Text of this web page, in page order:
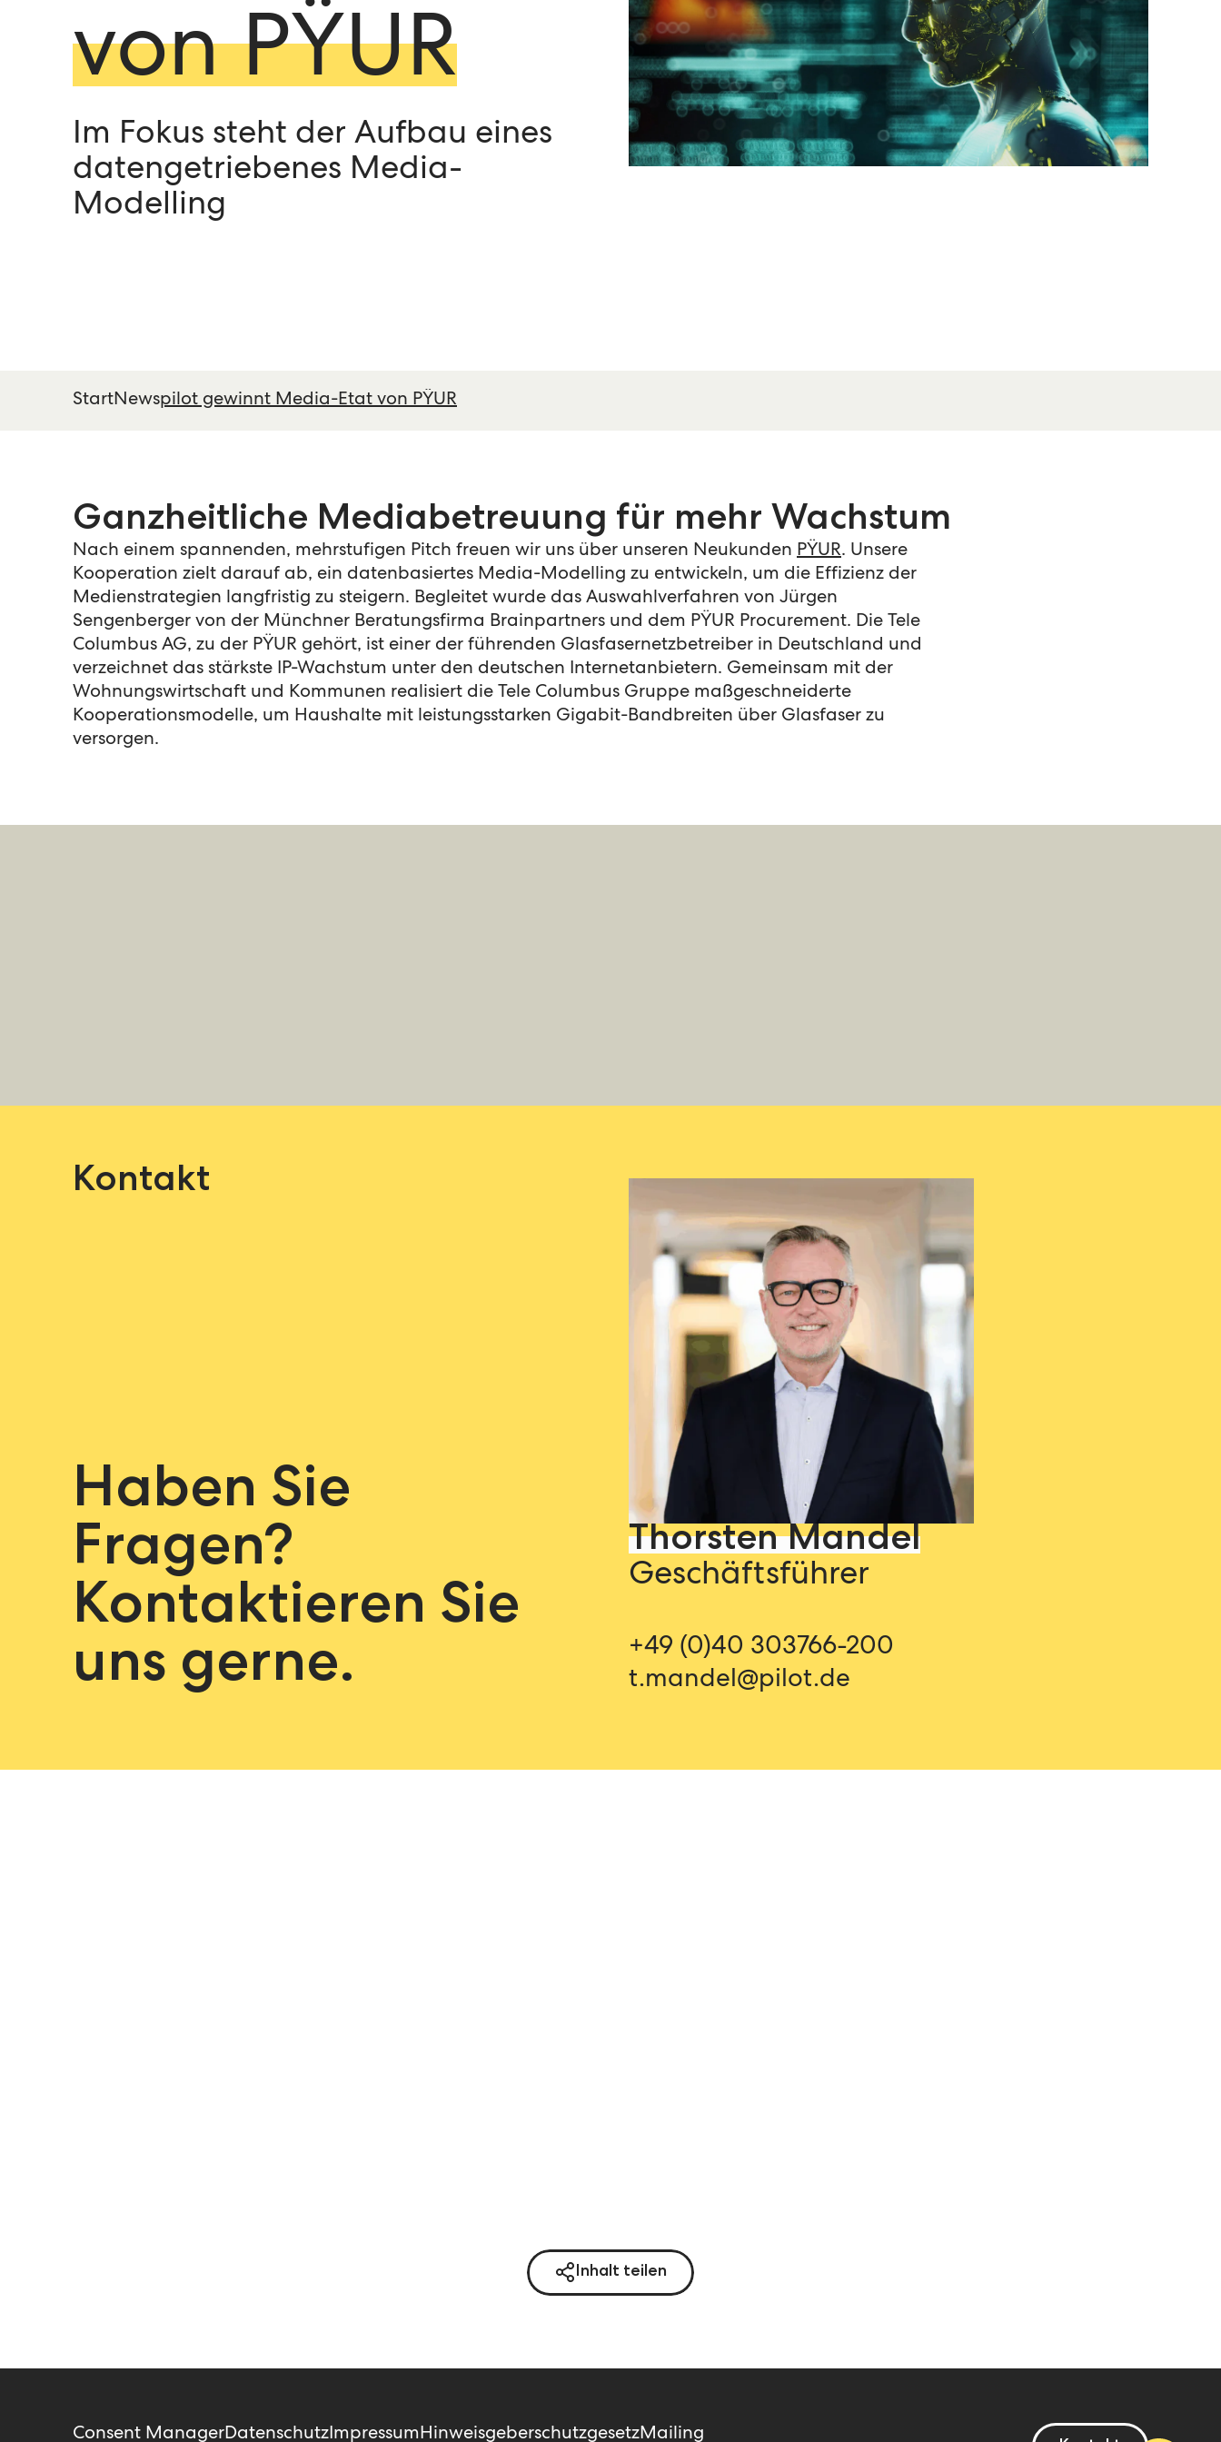
von PŸUR
Im Fokus steht der Aufbau eines
datengetriebenes Media-
Modelling
StartNewspilot gewinnt Media-Etat von PŸUR
Ganzheitliche Mediabetreuung für mehr Wachstum
Nach einem spannenden, mehrstufigen Pitch freuen wir uns über unseren Neukunden PŸUR. Unsere
Kooperation zielt darauf ab, ein datenbasiertes Media-Modelling zu entwickeln, um die Effizienz der
Medienstrategien langfristig zu steigern. Begleitet wurde das Auswahlverfahren von Jürgen
Sengenberger von der Münchner Beratungsfirma Brainpartners und dem PŸUR Procurement. Die Tele
Columbus AG, zu der PŸUR gehört, ist einer der führenden Glasfasernetzbetreiber in Deutschland und
verzeichnet das stärkste IP-Wachstum unter den deutschen Internetanbietern. Gemeinsam mit der
Wohnungswirtschaft und Kommunen realisiert die Tele Columbus Gruppe maßgeschneiderte
Kooperationsmodelle, um Haushalte mit leistungsstarken Gigabit-Bandbreiten über Glasfaser zu
versorgen.
Kontakt
Haben Sie
Fragen?
Kontaktieren Sie
uns gerne.
Thorsten Mandel
Geschäftsführer
+49 (0)40 303766-200
t.mandel@pilot.de
Inhalt teilen
Consent ManagerDatenschutzImpressumHinweisgeberschutzgesetzMailing